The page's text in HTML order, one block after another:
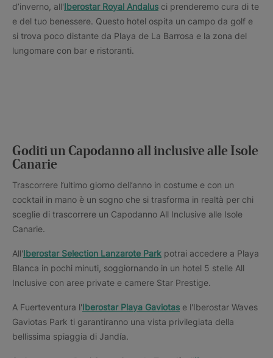
d’inverno, all'Iberostar Royal Andalus ci prenderemo cura di te
e del tuo benessere. Questo hotel ospita un campo da golf e
si trova poco distante da Playa de La Barrosa e la zona del
lungomare con bar e ristoranti.
Goditi un Capodanno all inclusive alle Isole
Canarie
Trascorrere l’ultimo giorno dell’anno in costume e con un
cocktail in mano è un sogno che si trasforma in realtà per chi
sceglie di trascorrere un Capodanno All Inclusive alle Isole
Canarie.
All'Iberostar Selection Lanzarote Park potrai accedere a Playa
Blanca in pochi minuti, soggiornando in un hotel 5 stelle All
Inclusive con aree private e camere Star Prestige.
A Fuerteventura l'Iberostar Playa Gaviotas e l'Iberostar Waves
Gaviotas Park ti garantiranno una vista privilegiata della
bellissima spiaggia di Jandía.